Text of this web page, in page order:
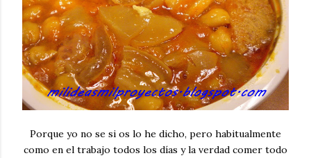
Porque yo no se si os lo he dicho, pero habitualmente
como en el trabajo todos los días y la verdad comer todo